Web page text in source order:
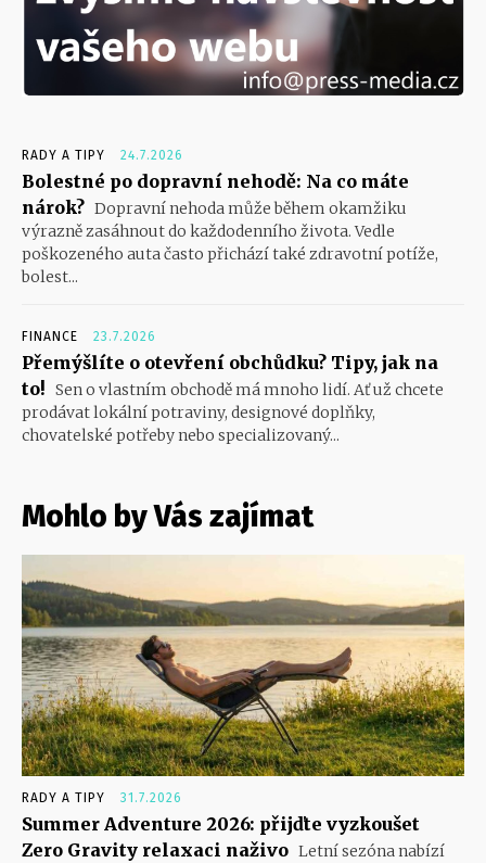
RADY A TIPY 24.7.2026
Bolestné po dopravní nehodě: Na co máte
nárok? Dopravní nehoda může během okamžiku
výrazně zasáhnout do každodenního života. Vedle
poškozeného auta často přichází také zdravotní potíže,
bolest...
FINANCE 23.7.2026
Přemýšlíte o otevření obchůdku? Tipy, jak na
to! Sen o vlastním obchodě má mnoho lidí. Ať už chcete
prodávat lokální potraviny, designové doplňky,
chovatelské potřeby nebo specializovaný...
Mohlo by Vás zajímat
RADY A TIPY 31.7.2026
Summer Adventure 2026: přijďte vyzkoušet
Zero Gravity relaxaci naživo Letní sezóna nabízí